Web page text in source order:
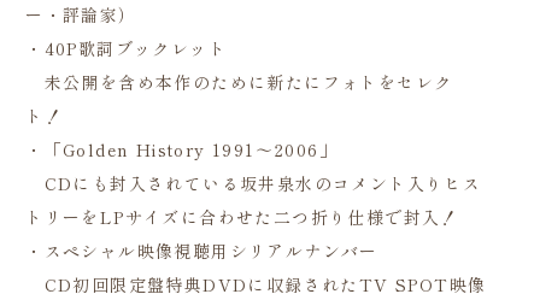
ー・評論家）
・40P歌詞ブックレット
未公開を含め本作のために新たにフォトをセレク
ト！
・「Golden History 1991～2006」
CDにも封入されている坂井泉水のコメント入りヒス
トリーをLPサイズに合わせた二つ折り仕様で封入！
・スペシャル映像視聴用シリアルナンバー
CD初回限定盤特典DVDに収録されたTV SPOT映像